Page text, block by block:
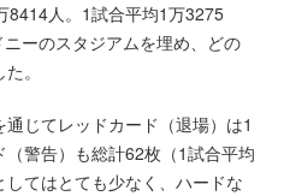
8414人。1試合平均1万3275
ーのスタジアムを埋め、どの
。
じてレッドカード（退場）は1
警告）も総計62枚（1試合平均
てはとても少なく、ハードな